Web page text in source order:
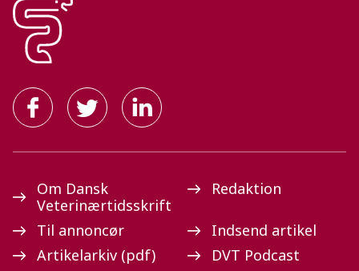
Om Dansk
Veterinærtidsskrift
Redaktion
Til annoncør
Indsend artikel
Artikelarkiv (pdf)
DVT Podcast